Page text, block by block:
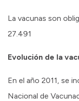
La vacunas son
27.491
Evolución de la
En el año 2011, se
Nacional de